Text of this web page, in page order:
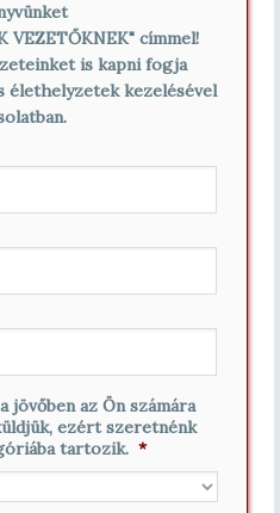
VEZETŐKNEK" címmel!
is kapni fogja
élethelyzetek kezelésével
jövőben az Ön számára
ezért szeretnénk
tartozik. *